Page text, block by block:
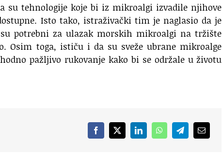
su tehnologije koje bi iz mikroalgi izvadile njihove
Isto tako, istraživački tim je naglasio da je
potrebni za ulazak morskih mikroalgi na tržište
Osim toga, ističu i da su sveže ubrane mikroalge
pažljivo rukovanje kako bi se održale u životu
Facebook
X LinkedInWhatsAppTelegramEmail